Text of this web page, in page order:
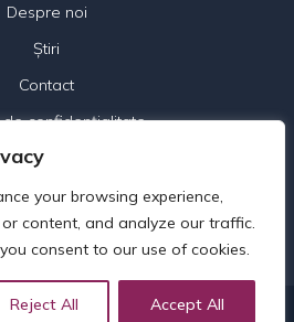
your browsing experience,
content, and analyze our traffic.
consent to our use of cookies.
Reject All Accept All
Despre noi
Știri
Contact
de confidențialitate
Amtest Group